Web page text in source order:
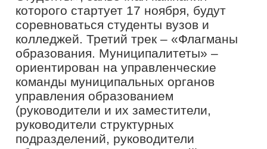
«Ассоциации молодых педагогов
Ленинградской области»– это
добровольное общественное
объединение педагогических и
руководящих работников системы
образования Ленинградской области
преимущественно в возрасте до 35 лет
– а также был победитель
предыдущего сезона проекта – Иван
Хеорхе, который активно делился с
аудиторией опытом участия в
конкурсе.